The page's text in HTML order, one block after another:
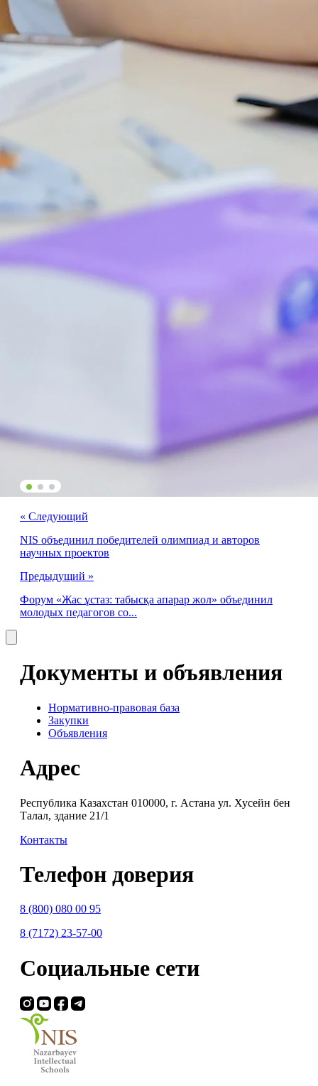
« Cледующий
NIS объединил победителей олимпиад и авторов
научных проектов
Предыдущий »
Форум «Жас ұстаз: табысқа апарар жол» объединил
молодых педагогов со...
Документы и объявления
Нормативно-правовая база
Закупки
Объявления
Адрес
Республика Казахстан 010000, г. Астана ул. Хусейн бен
Талал, здание 21/1
Контакты
Телефон доверия
8 (800) 080 00 95
8 (7172) 23-57-00
Социальные сети